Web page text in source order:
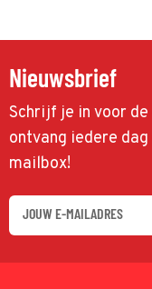
Nieuwsbrief
Schrijf je in voor
ontvang iedere
mailbox!